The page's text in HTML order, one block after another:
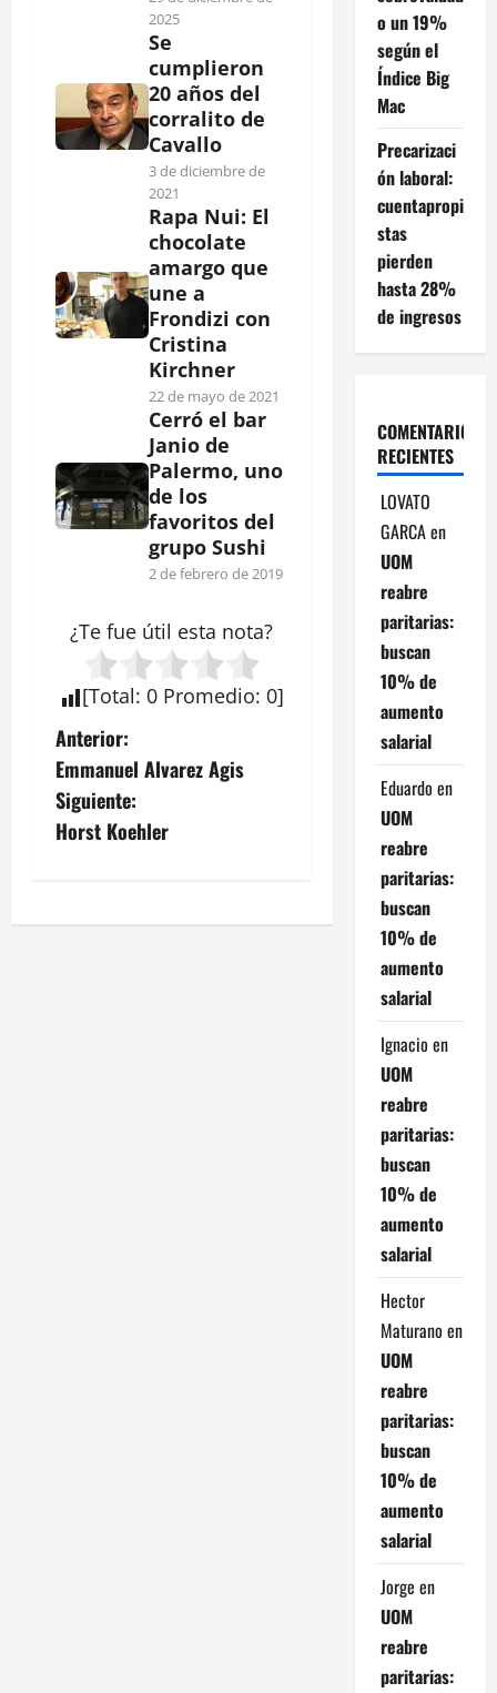
2025
Se
cumplieron
20 años del
corralito de
Cavallo
3 de diciembre de
2021
Rapa Nui: El
chocolate
amargo que
une a
Frondizi con
Cristina
Kirchner
22 de mayo de 2021
Cerró el bar
Janio de
Palermo, uno
de los
favoritos del
grupo Sushi
2 de febrero de 2019
¿Te fue útil esta nota?
[Total: 0 Promedio: 0]
N
a
v
g
Anterior:
Emmanuel Alvarez Agis
Siguiente:
Horst Koehler
o un 19%
según el
Índice Big
Mac
Precarizaci
ón laboral:
cuentapropi
stas
pierden
hasta 28%
de ingresos
COMENTARIOS
RECIENTES
LOVATO
GARCAen
UOM
reabre
paritarias:
buscan
10% de
aumento
salarial
Eduardo en
UOM
reabre
paritarias:
buscan
10% de
aumento
salarial
Ignacio en
UOM
reabre
paritarias:
buscan
10% de
aumento
salarial
Hector
Maturano en
UOM
reabre
paritarias:
buscan
10% de
aumento
salarial
Jorge en
UOM
reabre
paritarias: